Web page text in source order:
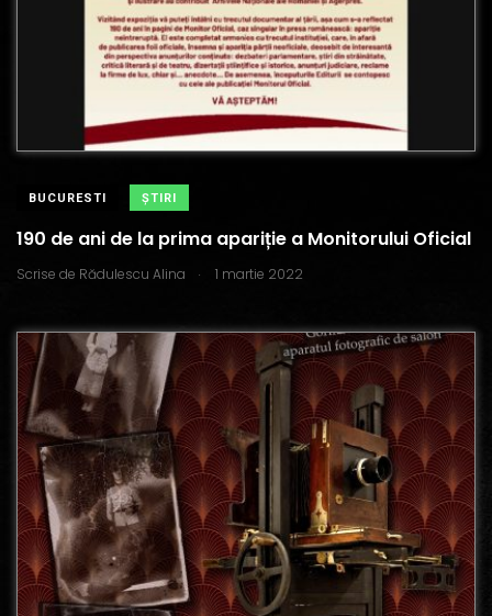
BUCURESTI ŞTIRI
190 de ani de la prima apariție a Monitorului Oficial
Scrise de Rădulescu Alina . 1 martie 2022